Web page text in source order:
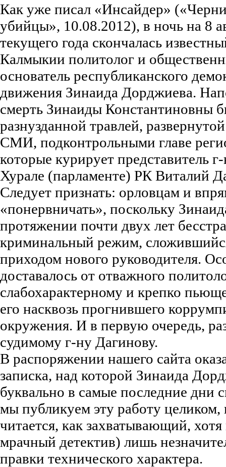
Как уже писал «Инсайдер»
убийцы», 10.08.2012), в ночь на 8
текущего года скончалась
Калмыкии политолог и
основатель республиканского
движения Зинаида Дорджиева.
смерть Зинаиды Константиновны
разнузданной травлей,
СМИ, подконтрольными главе
которые курирует представитель
Хурале (парламенте) РК Виталий
Следует признать: орловцам и
«понервничать», поскольку
протяжении почти двух лет
криминальный режим,
приходом нового руководителя.
доставалось от отважного
слабохарактерному и крепко
его насквозь прогнившего
окружения. И в первую очередь,
судимому г-ну Дагинову.
В распоряжении нашего сайта
записка, над которой Зинаида
буквально в самые последние дни
мы публикуем эту работу целиком,
читается, как захватывающий,
мрачный детектив) лишь
правки технического характера.